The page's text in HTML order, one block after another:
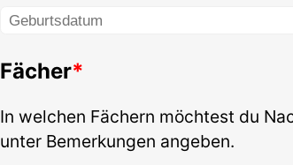
Fächer
In welchen Fächern möchtest du
unter Bemerkungen angeben.